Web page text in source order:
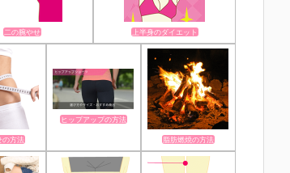
二の腕やせ 上半身のダイエット
の方法
ヒップアップの方法
脂肪燃焼の方法